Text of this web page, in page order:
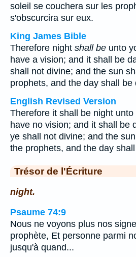
soleil se couchera sur les
s'obscurcira sur eux.
King James Bible
Therefore night shall be unto
have a vision; and it shall be
shall not divine; and the sun
prophets, and the day shall be
English Revised Version
Therefore it shall be night unto
have no vision; and it shall be
ye shall not divine; and the
the prophets, and the day
Trésor de l'Écriture
night.
Psaume 74:9
Nous ne voyons plus nos
prophète, Et personne parmi
jusqu'à quand...